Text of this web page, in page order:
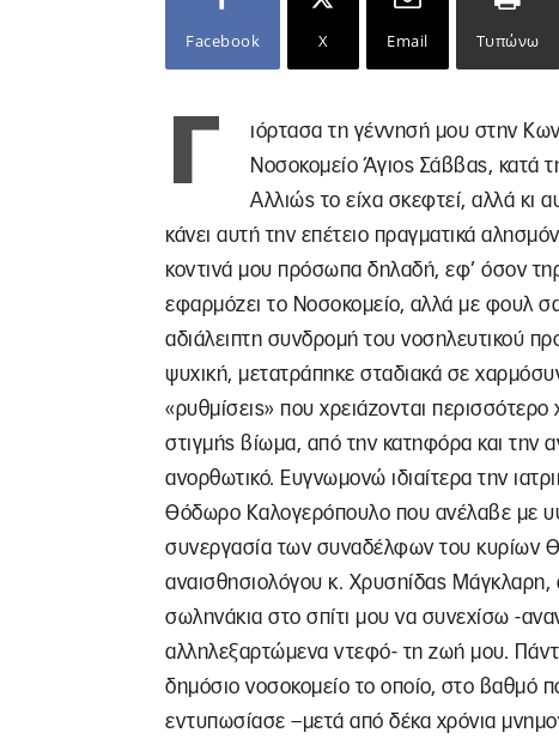
Facebook X Email Τυπώνω
Γ
ιόρτασα τη γέννησή μου στην
Νοσοκομείο Άγιος Σάββας, κατά
Αλλιώς το είχα σκεφτεί, αλλά κι
κάνει αυτή την επέτειο πραγματικά
κοντινά μου πρόσωπα δηλαδή, εφ’ όσον
εφαρμόζει το Νοσοκομείο, αλλά με φουλ
αδιάλειπτη συνδρομή του νοσηλευτικού
ψυχική, μετατράπηκε σταδιακά σε
«ρυθμίσεις» που χρειάζονται
στιγμής βίωμα, από την κατηφόρα και την
ανορθωτικό. Ευγνωμονώ ιδιαίτερα την
Θόδωρο Καλογερόπουλο που ανέλαβε με
συνεργασία των συναδέλφων του κυρίων
αναισθησιολόγου κ. Χρυσηίδας Μάγκλαρη,
σωληνάκια στο σπίτι μου να συνεχίσω -
αλληλεξαρτώμενα ντεφό- τη ζωή μου.
δημόσιο νοσοκομείο το οποίο, στο βαθμό
εντυπωσίασε –μετά από δέκα χρόνια